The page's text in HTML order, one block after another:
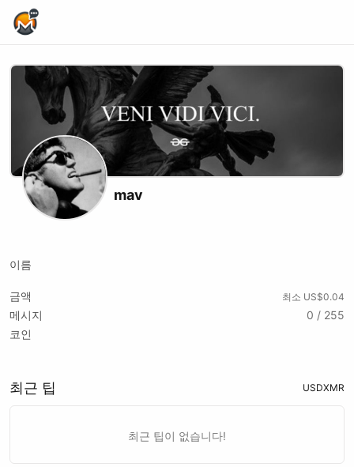
mav
이름
금액 최소 US$0.04
메시지
0 / 255
코인
최근 팁 USDXMR
최근 팁이 없습니다!